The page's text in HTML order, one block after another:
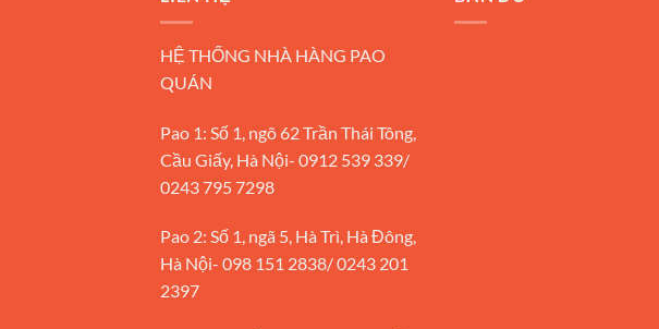
HỆ THỐNG NHÀ HÀNG PAO
QUÁN
Pao 1: Số 1, ngõ 62 Trần Thái Tông,
Cầu Giấy, Hà Nội- 0912 539 339/
0243 795 7298
Pao 2: Số 1, ngã 5, Hà Trì, Hà Đông,
Hà Nội- 098 151 2838/ 0243 201
2397